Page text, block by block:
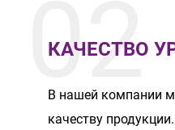
КАЧЕСТВО
02
В нашей компании
качеству продукции.